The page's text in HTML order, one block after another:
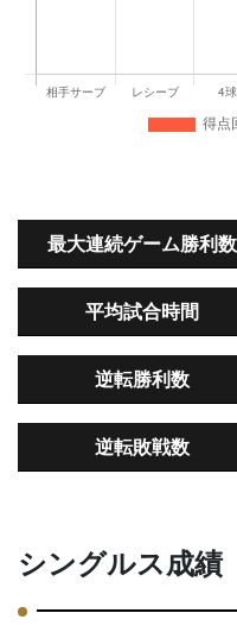
最大連続ゲーム勝利数
平均試合時間
逆転勝利数
逆転敗戦数
シングルス成績